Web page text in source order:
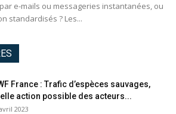
e-mails ou messageries instantanées, ou
standardisés ? Les...
France : Trafic d’espèces sauvages,
action possible des acteurs...
2023